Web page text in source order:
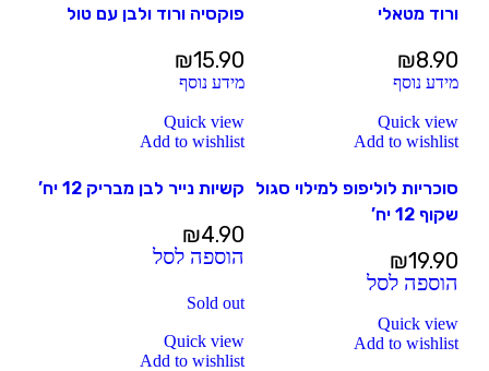
ורוד מטאלי
₪8.90
מידע נוסף
פוקסיה ורוד ולבן עם טול
₪15.90
מידע נוסף
Quick view
Add to wishlist
סוכריות לוליפופ למילוי סגול
שקוף 12 יח’
₪19.90
הוספה לסל
Quick view
Add to wishlist
קשיות נייר לבן מבריק 12 יח’
₪4.90
הוספה לסל
Quick view
Add to wishlist
Sold out
Quick view
Add to wishlist